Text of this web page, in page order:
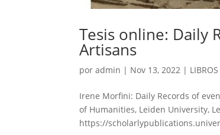
Tesis online: Daily
Artisans
poradmin | Nov 13, 2022 | LIBROS
Irene Morfini: Daily Records of
of Humanities, Leiden University,
https://